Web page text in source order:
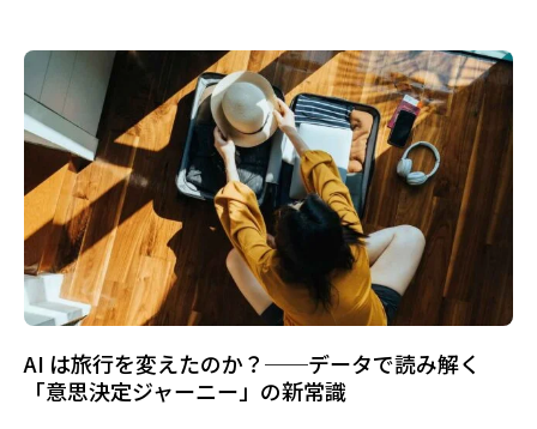
AI は旅行を変えたのか？──データで読み解く
「意思決定ジャーニー」の新常識